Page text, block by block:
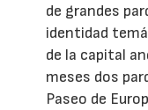
de grandes
identidad
de la capital
meses dos
Paseo de